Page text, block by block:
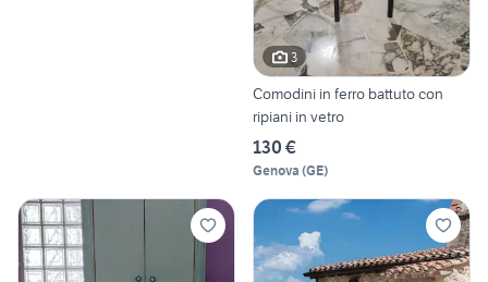
3
Comodini in ferro battuto con
ripiani in vetro
130 €
Genova (GE)